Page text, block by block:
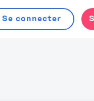
Se connecter